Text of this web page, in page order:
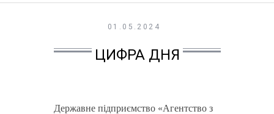
01.05.2024
ЦИФРА ДНЯ
Державне підприємство «Агентство з